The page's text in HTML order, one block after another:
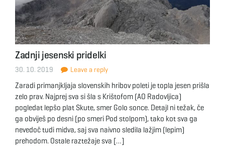
Zadnji jesenski pridelki
30. 10. 2019 Leave a reply
Zaradi primanjkljaja slovenskih hribov poleti je topla jesen prišla
zelo prav. Najprej sva si šla s Krištofom (AO Radovljica)
pogledat lepšo plat Skute, smer Golo sonce. Detajl ni težak, če
ga obviješ po desni (po smeri Pod stolpom), tako kot sva ga
nevedoč tudi midva, saj sva naivno sledila lažjim (lepim)
prehodom. Ostale raztežaje sva […]